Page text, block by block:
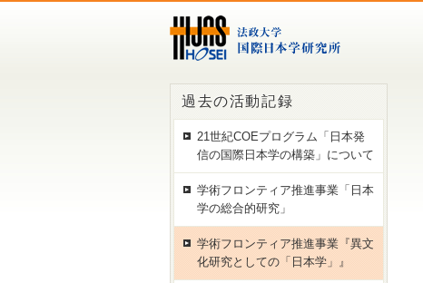
過去の活動記録
21世紀COEプログラム「日本発
信の国際日本学の構築」について
学術フロンティア推進事業「日本
学の総合的研究」
学術フロンティア推進事業『異文
化研究としての「日本学」』